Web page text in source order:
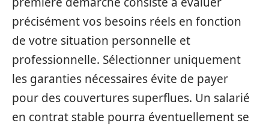
précisément vos besoins réels en fonction
de votre situation personnelle et
professionnelle. Sélectionner uniquement
les garanties nécessaires évite de payer
pour des couvertures superflues. Un salarié
en contrat stable pourra éventuellement se